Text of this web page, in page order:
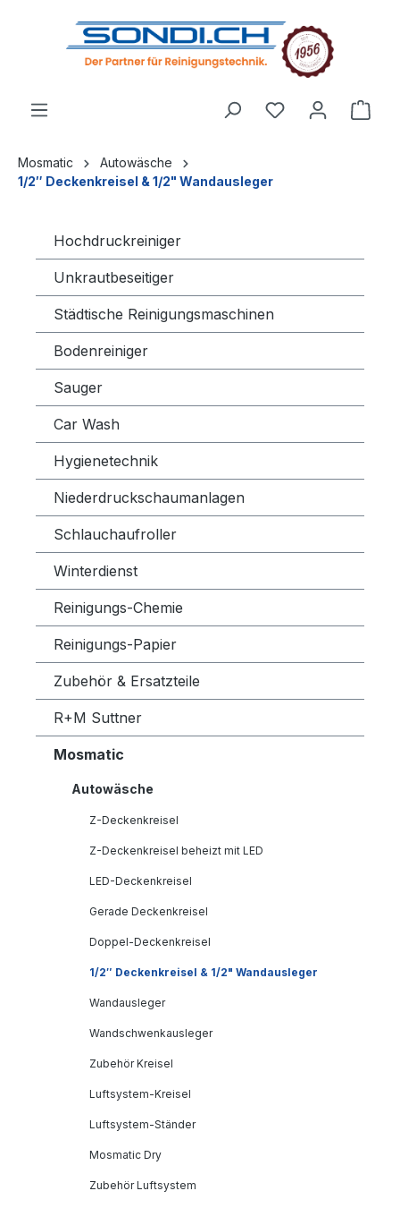
springen
Mosmatic
Autowäsche
1/2″ Deckenkreisel & 1/2" Wandausleger
Hochdruckreiniger
Unkrautbeseitiger
Städtische Reinigungsmaschinen
Bodenreiniger
Sauger
Car Wash
Hygienetechnik
Niederdruckschaumanlagen
Schlauchaufroller
Winterdienst
Reinigungs-Chemie
Reinigungs-Papier
Zubehör & Ersatzteile
R+M Suttner
Mosmatic
Autowäsche
Z-Deckenkreisel
Z-Deckenkreisel beheizt mit LED
LED-Deckenkreisel
Gerade Deckenkreisel
Doppel-Deckenkreisel
1/2″ Deckenkreisel & 1/2" Wandausleger
Wandausleger
Wandschwenkausleger
Zubehör Kreisel
Luftsystem-Kreisel
Luftsystem-Ständer
Mosmatic Dry
Zubehör Luftsystem